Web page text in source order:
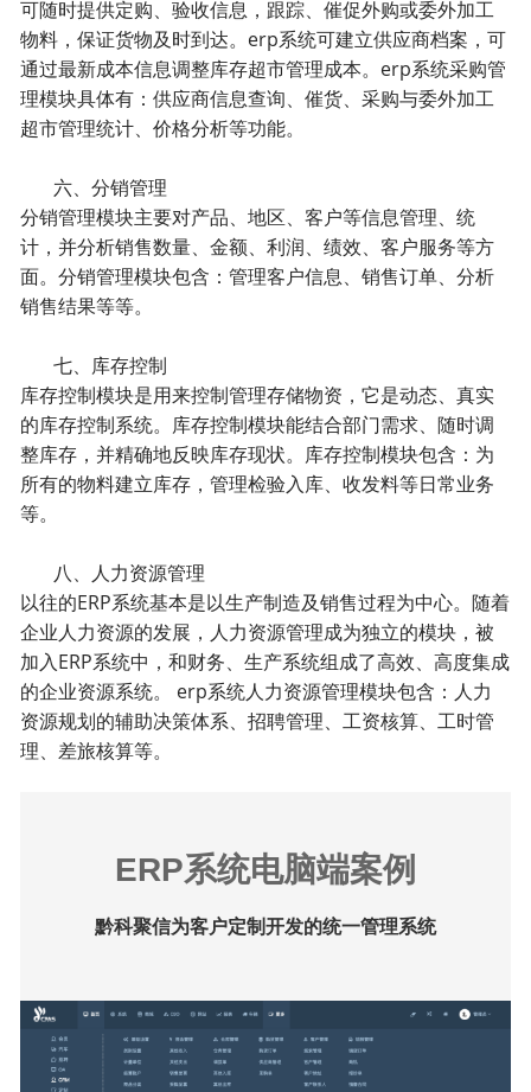
可随时提供定购、验收信息，跟踪、催促外购或委外加工
物料，保证货物及时到达。erp系统可建立供应商档案，可
通过最新成本信息调整库存超市管理成本。erp系统采购管
理模块具体有：供应商信息查询、催货、采购与委外加工
超市管理统计、价格分析等功能。
六、分销管理
分销管理模块主要对产品、地区、客户等信息管理、统
计，并分析销售数量、金额、利润、绩效、客户服务等方
面。分销管理模块包含：管理客户信息、销售订单、分析
销售结果等等。
七、库存控制
库存控制模块是用来控制管理存储物资，它是动态、真实
的库存控制系统。库存控制模块能结合部门需求、随时调
整库存，并精确地反映库存现状。库存控制模块包含：为
所有的物料建立库存，管理检验入库、收发料等日常业务
等。
八、人力资源管理
以往的ERP系统基本是以生产制造及销售过程为中心。随着
企业人力资源的发展，人力资源管理成为独立的模块，被
加入ERP系统中，和财务、生产系统组成了高效、高度集成
的企业资源系统。 erp系统人力资源管理模块包含：人力
资源规划的辅助决策体系、招聘管理、工资核算、工时管
理、差旅核算等。
ERP系统电脑端案例
黔科聚信为客户定制开发的统一管理系统